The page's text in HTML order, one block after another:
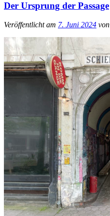
Der Ursprung der Passage
Veröffentlicht am 7. Juni 2024 von